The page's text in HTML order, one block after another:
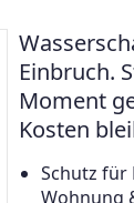
Einbruch.
Moment
Kosten
Schutz für
Wohnung